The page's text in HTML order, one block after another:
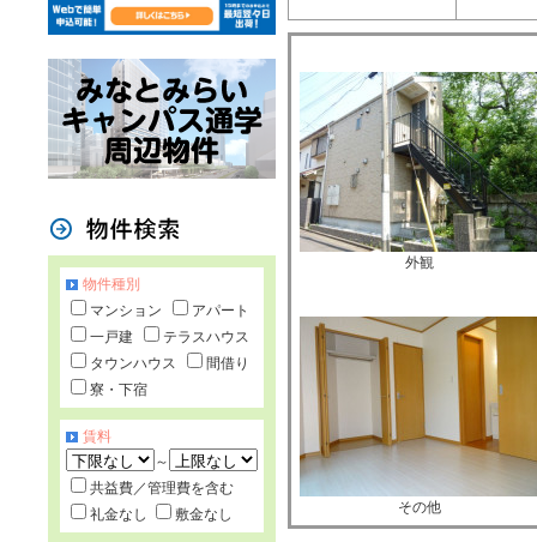
外観
その他
物件種別
マンション
アパート
一戸建
テラスハウス
タウンハウス
間借り
寮・下宿
賃料
～
共益費／管理費を含む
礼金なし
敷金なし